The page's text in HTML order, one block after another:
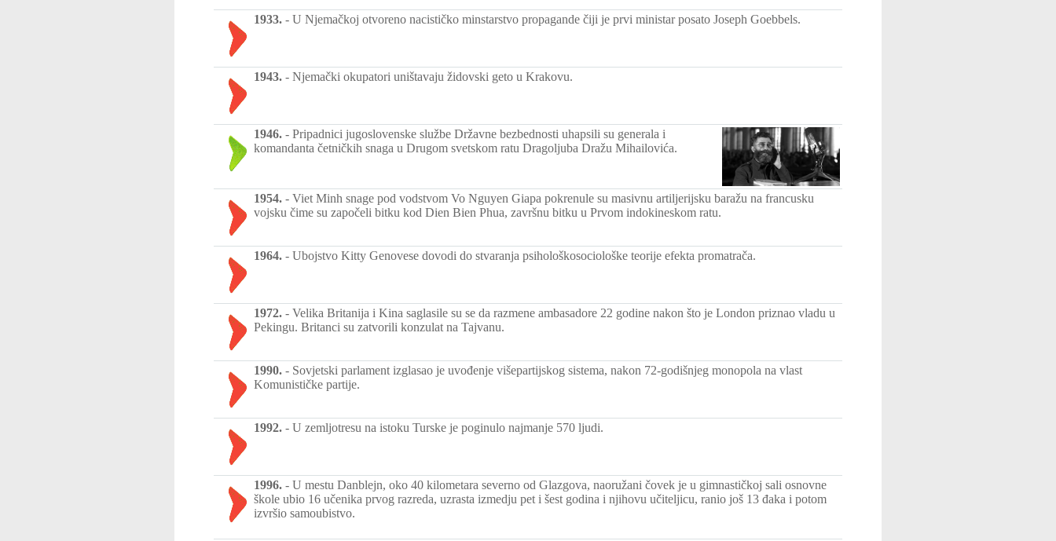
1933. - U Njemačkoj otvoreno nacističko minstarstvo propagande čiji je prvi ministar posato Joseph Goebbels.
1943. - Njemački okupatori uništavaju židovski geto u Krakovu.
1946. - Pripadnici jugoslovenske službe Državne bezbednosti uhapsili su generala i
komandanta četničkih snaga u Drugom svetskom ratu Dragoljuba Dražu Mihailovića.
1954. - Viet Minh snage pod vodstvom Vo Nguyen Giapa pokrenule su masivnu artiljerijsku baražu na francusku
vojsku čime su započeli bitku kod Dien Bien Phua, završnu bitku u Prvom indokineskom ratu.
1964. - Ubojstvo Kitty Genovese dovodi do stvaranja psihološkosociološke teorije efekta promatrača.
1972. - Velika Britanija i Kina saglasile su se da razmene ambasadore 22 godine nakon što je London priznao vladu u
Pekingu. Britanci su zatvorili konzulat na Tajvanu.
1990. - Sovjetski parlament izglasao je uvođenje višepartijskog sistema, nakon 72-godišnjeg monopola na vlast
Komunističke partije.
1992. - U zemljotresu na istoku Turske je poginulo najmanje 570 ljudi.
1996. - U mestu Danblejn, oko 40 kilometara severno od Glazgova, naoružani čovek je u gimnastičkoj sali osnovne
škole ubio 16 učenika prvog razreda, uzrasta izmedju pet i šest godina i njihovu učiteljicu, ranio još 13 đaka i potom
izvršio samoubistvo.